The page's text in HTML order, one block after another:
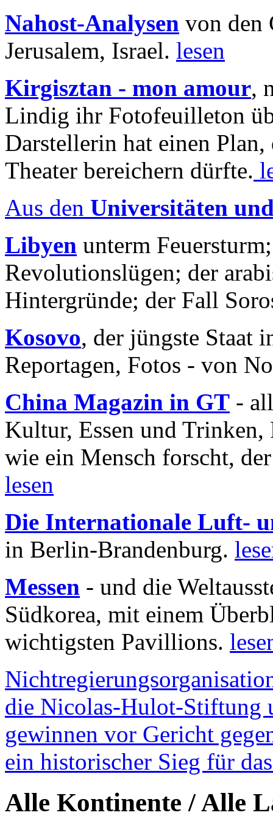
Nahost-Analysen von den
Jerusalem, Israel. lesen
Kirgisztan - mon amour,
Lindig ihr Fotofeuilleton
Darstellerin hat einen Plan,
Theater bereichern dürfte.
Aus den Universitäten
Libyen unterm
Revolutionslügen; der
Hintergründe; der Fall
Kosovo, der jüngste Staat
Reportagen, Fotos - von
China Magazin in GT -
Kultur, Essen und
wie ein Mensch forscht,
lesen
Die Internationale Luft-
in Berlin-Brandenburg.
Messen - und die
Südkorea, mit einem
wichtigsten Pavillions.
die Nicolas-Hulot-Stiftung
gewinnen vor Gericht
ein historischer Sieg für
Alle Kontinente / Alle